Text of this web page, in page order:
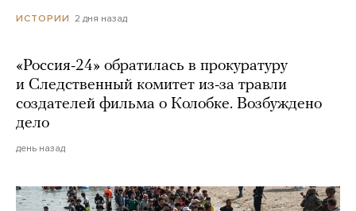
ИСТОРИИ 2 дня назад
«Россия-24» обратилась в прокуратуру
и Следственный комитет из-за травли
создателей фильма о Колобке. Возбуждено
дело
день назад